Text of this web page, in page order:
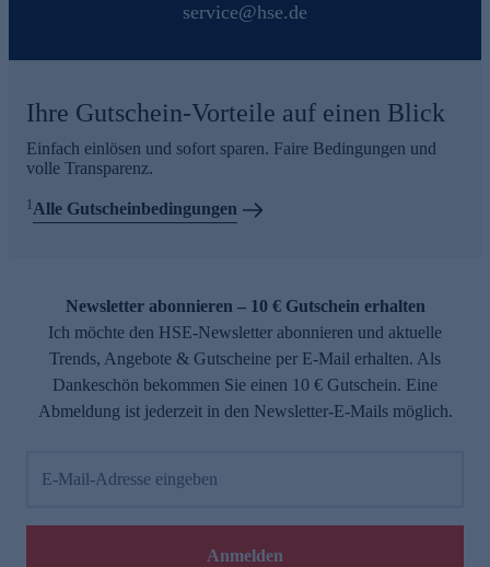
service@hse.de
Ihre Gutschein-Vorteile auf einen Blick
Einfach einlösen und sofort sparen. Faire Bedingungen und
volle Transparenz.
1Alle Gutscheinbedingungen
Newsletter abonnieren – 10 € Gutschein erhalten
Ich möchte den HSE-Newsletter abonnieren und aktuelle
Trends, Angebote & Gutscheine per E-Mail erhalten. Als
Dankeschön bekommen Sie einen 10 € Gutschein. Eine
Abmeldung ist jederzeit in den Newsletter-E-Mails möglich.
E-Mail-Adresse eingeben
Anmelden